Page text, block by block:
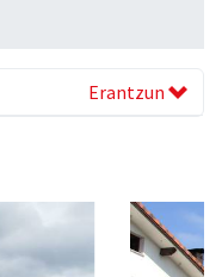
Erantzun